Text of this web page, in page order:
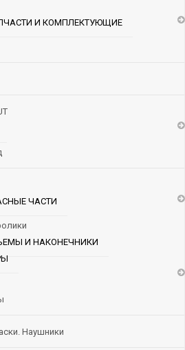
И КОМПЛЕКТУЮЩИЕ
ЧАСТИ
И НАКОНЕЧНИКИ
Наушники